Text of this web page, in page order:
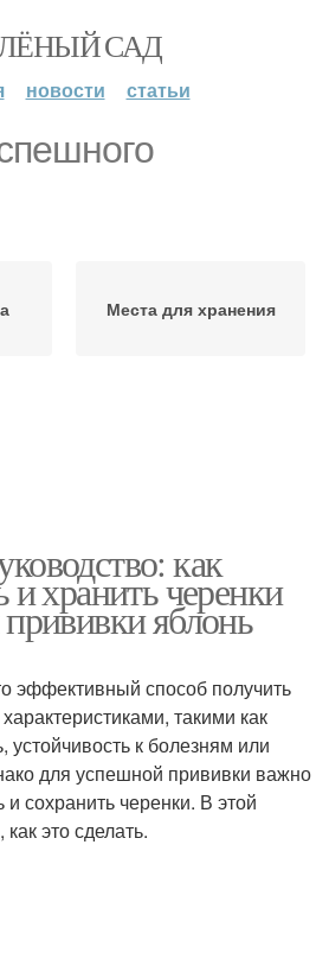
САД
новости статьи
Места для хранения
как
и хранить черенки
яблонь
эффективный способ получить
такими как
устойчивость к болезням или
для успешной прививки важно
и сохранить черенки. В этой
это сделать.